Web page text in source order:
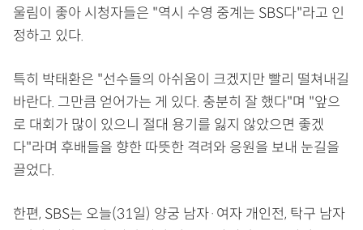
울림이 좋아 시청자들은 "역시 수영 중계는 SBS다"라고 인
정하고 있다.
특히 박태환은 "선수들의 아쉬움이 크겠지만 빨리 떨쳐내길
바란다. 그만큼 얻어가는 게 있다. 충분히 잘 했다"며 "앞으
로 대회가 많이 있으니 절대 용기를 잃지 않았으면 좋겠
다"라며 후배들을 향한 따뜻한 격려와 응원을 보내 눈길을
끌었다.
한편, SBS는 오늘(31일) 양궁 남자·여자 개인전, 탁구 남자